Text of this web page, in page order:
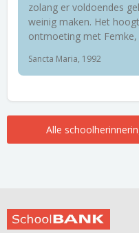
zolang er voldoendes
weinig maken. Het
ontmoeting met
Sancta Maria, 1992
Alle